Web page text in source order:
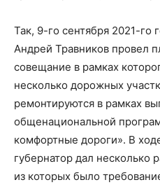
Так, 9-го сентября 2021-го
Андрей Травников провел
совещание в рамках
несколько дорожных
ремонтируются в рамках
общенациональной
комфортные дороги». В
губернатор дал несколько
из которых было